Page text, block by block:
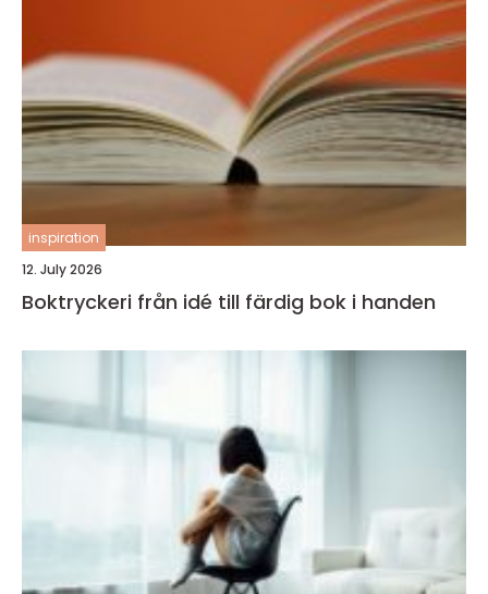
inspiration
12. July 2026
Boktryckeri från idé till färdig bok i handen